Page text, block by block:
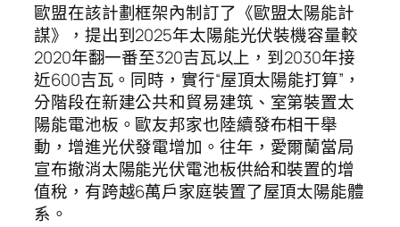
歐盟在該計劃框架內制訂了《歐盟太陽能計
謀》，提出到2025年太陽能光伏裝機容量較
2020年翻一番至320吉瓦以上，到2030年接
近600吉瓦。同時，實行“屋頂太陽能打算”，
分階段在新建公共和貿易建筑、室第裝置太
陽能電池板。歐友邦家也陸續發布相干舉
動，增進光伏發電增加。往年，愛爾蘭當局
宣布撤消太陽能光伏電池板供給和裝置的增
值稅，有跨越6萬戶家庭裝置了屋頂太陽能體
系。